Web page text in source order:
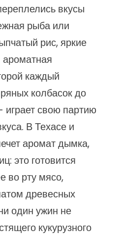
вкусы
рыба или
рис, яркие
каждый
колбасок до
играет свою партию
В Техасе и
аромат дымка,
это готовится
во рту мясо,
древесных
один ужин не
кукурузного